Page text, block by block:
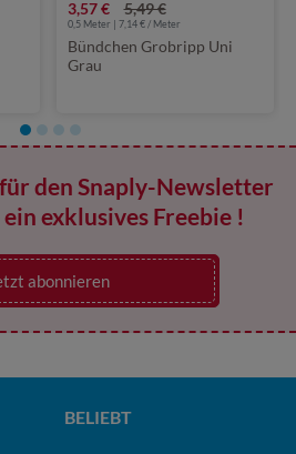
3,57 € 5,49 €
0,5 Meter | 7,14 € / Meter
Bündchen Grobripp Uni
Grau
den Snaply-Newsletter
exklusives Freebie !
abonnieren
BELIEBT